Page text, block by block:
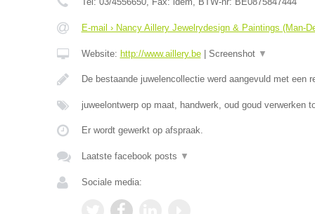
E-mail › Nancy Aillery Jewelrydesign & Paintings (Man-
Website: http://www.aillery.be| Screenshot ▼
De bestaande juwelencollectie werd aangevuld met een
juweelontwerp op maat, handwerk, oud goud verwerken
Er wordt gewerkt op afspraak.
Laatste facebook posts ▼
Sociale media: